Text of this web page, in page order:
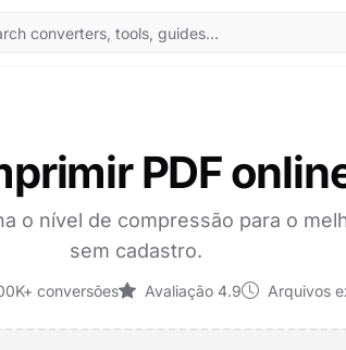
PDF
o nível de compressão para o
sem cadastro.
conversões Avaliação 4.9 Arquivos